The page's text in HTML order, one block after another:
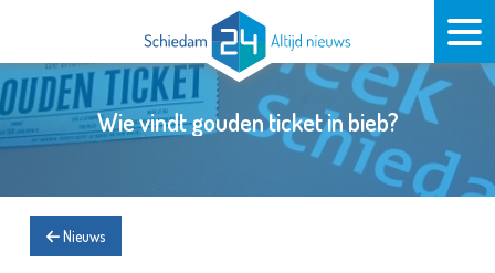
Wie vindt gouden ticket in bieb?
Nieuws